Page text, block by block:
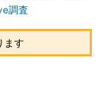
調査
ます